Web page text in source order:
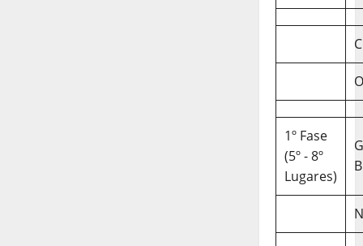
1º Fase
(5º - 8º
Lugares)
B